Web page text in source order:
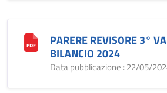
PARERE REVISORE 3°
BILANCIO 2024
Data pubblicazione : 22/05/